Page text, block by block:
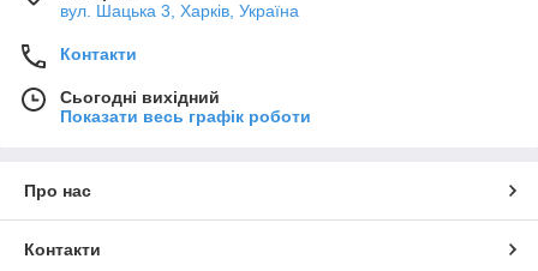
вул. Шацька 3, Харків, Україна
Контакти
Сьогодні вихідний
Показати весь графік роботи
Про нас
Контакти